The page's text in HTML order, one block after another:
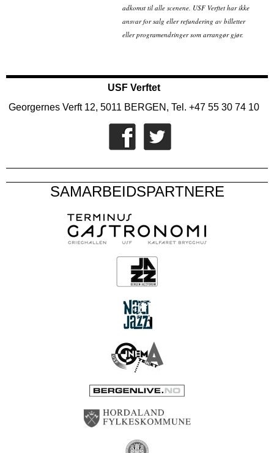
adkomst til alle scenene. USF Verftet har ikke
ansvar for salg eller refundering av billetter
eller programendringer som arrangør gjør.
USF Verftet
Georgernes Verft 12, 5011 BERGEN, Tel. +47 55 30 74 10
SAMARBEIDSPARTNERE